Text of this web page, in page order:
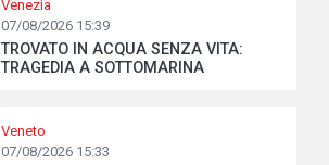
Venezia
07/08/2026 15:39
TROVATO IN ACQUA SENZA VITA:
TRAGEDIA A SOTTOMARINA
Veneto
07/08/2026 15:33